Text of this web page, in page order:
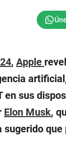
, Apple
en sus
Elon Musk,